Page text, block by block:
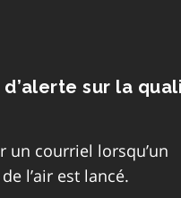
sur la
un courriel lorsqu’un
l’air est lancé.